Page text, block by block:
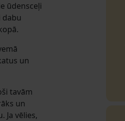
ūdensceļi
dabu
un
tavām
un
Ja vēlies,